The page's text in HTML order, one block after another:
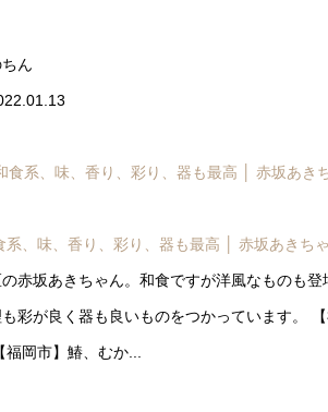
ん
系、味、香り、彩り、器も最高 │ 赤坂あきち
赤坂あきちゃん。和食ですが洋風なものも
彩が良く器も良いものをつかっています。
岡市】鰆、むか...